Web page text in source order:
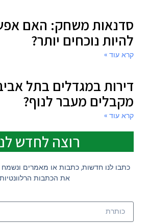
סדנאות משחק: האם
להיות נוכחים יותר?
קרא עוד »
דירות במגדלים בתל
מקבלים מעבר לנוף?
קרא עוד »
רוצה לחדש
כתבו לנו חדשות, כתבות או מאמרים
את הכתבות הרלוונטיות